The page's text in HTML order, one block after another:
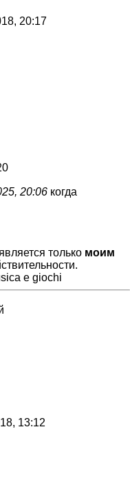
20:17
20:06 когда
только моим
e giochi
13:12